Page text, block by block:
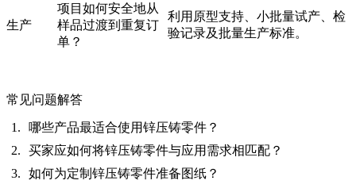
生产
项目如何安全地从
样品过渡到重复订
单？
利用原型支持、小批量试产、检
验记录及批量生产标准。
常见问题解答
哪些产品最适合使用锌压铸零件？
买家应如何将锌压铸零件与应用需求相匹配？
如何为定制锌压铸零件准备图纸？